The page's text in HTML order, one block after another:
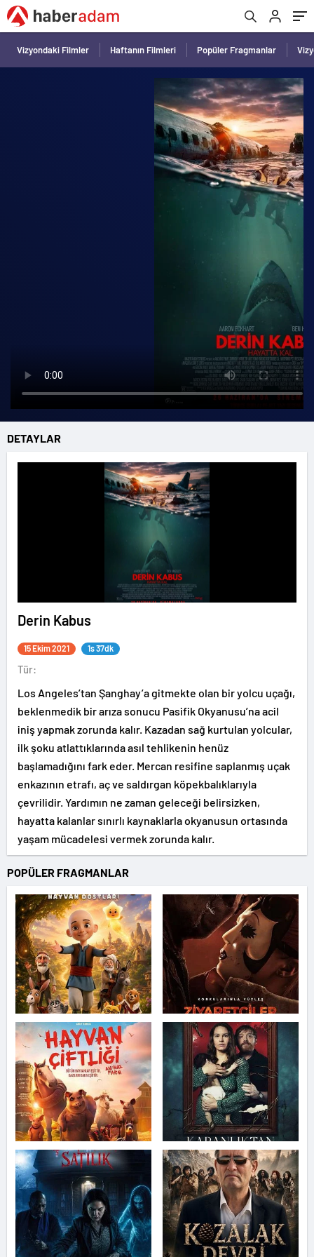
Vizyondaki Filmler Haftanın Filmleri Popüler Fragmanlar
DETAYLAR
Derin Kabus
15 Ekim 2021 1s 37dk
Tür:
Los Angeles’tan Şanghay’a gitmekte olan bir yolcu uçağı,
beklenmedik bir arıza sonucu Pasifik Okyanusu’na acil
iniş yapmak zorunda kalır. Kazadan sağ kurtulan yolcular,
ilk şoku atlattıklarında asıl tehlikenin henüz
başlamadığını fark eder. Mercan resifine saplanmış uçak
enkazının etrafı, aç ve saldırgan köpekbalıklarıyla
çevrilidir. Yardımın ne zaman geleceği belirsizken,
hayatta kalanlar sınırlı kaynaklarla okyanusun ortasında
yaşam mücadelesi vermek zorunda kalır.
POPÜLER FRAGMANLAR